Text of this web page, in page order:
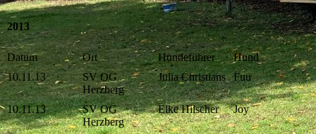
2013
Datum Ort Hundeführer
Hund
10.11.13
SV OG
Herzberg
Julia Christians Fuu
10.11.13
SV OG
Herzberg
Elke Hilscher Joy